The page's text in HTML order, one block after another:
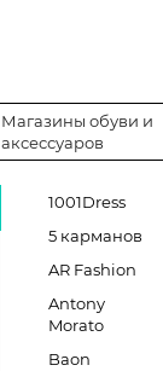
Магазины обуви и
аксессуаров
1001Dress
5 карманов
AR Fashion
Antony
Morato
Baon